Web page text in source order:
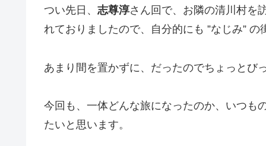
つい先日、 志尊淳さん回で、お隣の清川村を
れておりましたので、自分的にも ”なじみ”
あまり間を置かずに、だったのでちょっとび
今回も、一体どんな旅になったのか、いつも
たいと思います。